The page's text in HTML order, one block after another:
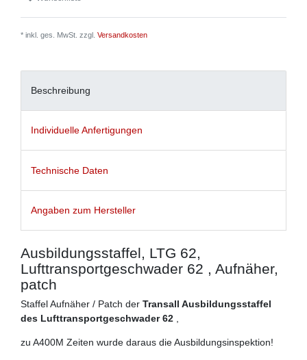
* inkl. ges. MwSt. zzgl. Versandkosten
Beschreibung
Individuelle Anfertigungen
Technische Daten
Angaben zum Hersteller
Ausbildungsstaffel, LTG 62,
Lufttransportgeschwader 62 , Aufnäher,
patch
Staffel Aufnäher / Patch der Transall Ausbildungsstaffel
des Lufttransportgeschwader 62
zu A400M Zeiten wurde daraus die Ausbildungsinspektion!